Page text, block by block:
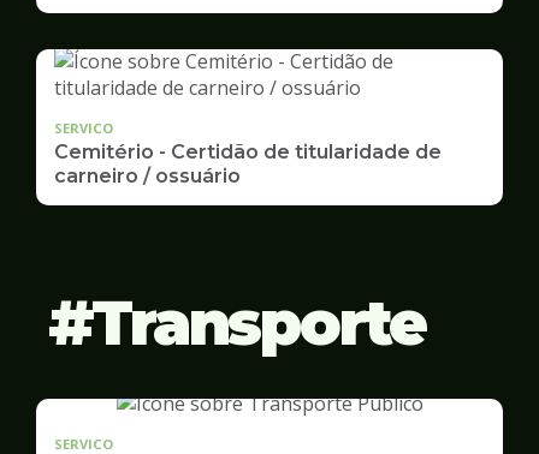
SERVICO
Cemitério - Certidão de titularidade de
carneiro / ossuário
Transporte
SERVICO